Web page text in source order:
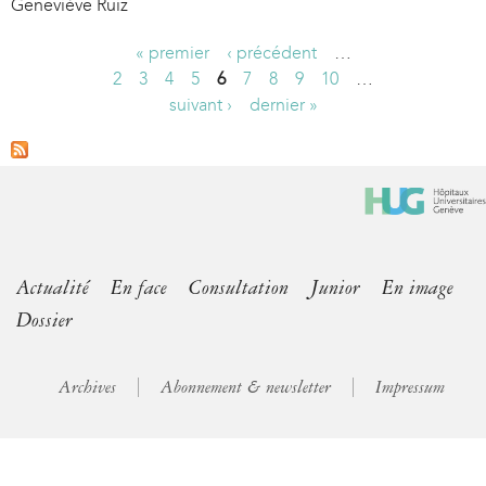
Geneviève Ruiz
g
« premier ‹ précédent
…
2
3 4 5 6 7 8 9 10
…
suivant ›
dernier »
Actualité En face Consultation Junior
En image
Dossier
Archives Abonnement & newsletter Impressum